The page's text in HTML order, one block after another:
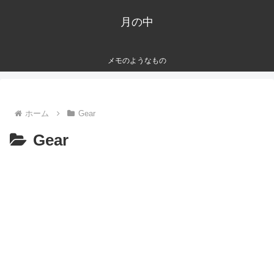
月の中
メモのようなもの
ホーム Gear
Gear